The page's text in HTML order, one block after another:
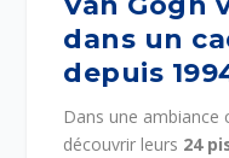
dans un
depuis
Dans une ambiance
découvrir leurs 24